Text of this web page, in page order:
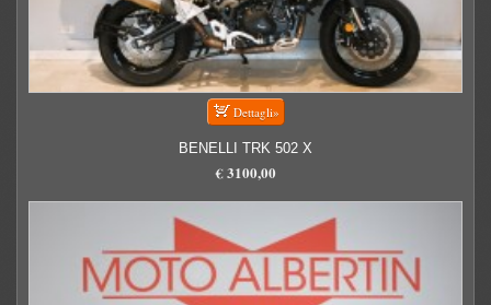
BENELLI TRK 502 X
€ 3100,00